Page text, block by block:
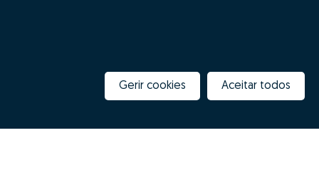
Gerir cookies Aceitar todos